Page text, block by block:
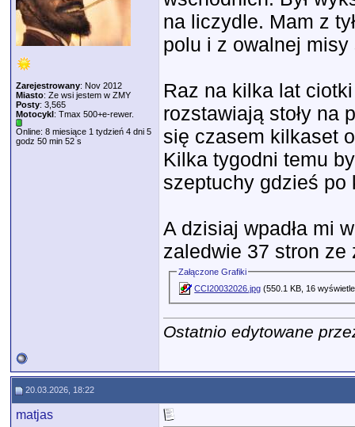
Zarejestrowany: Nov 2012
Miasto: Ze wsi jestem w ZMY
Posty: 3,565
Motocykl: Tmax 500+e-rewer.
Online: 8 miesiące 1 tydzień 4 dni 5
godz 50 min 52 s
na liczydle. Mam z
polu i z owalnej
Raz na kilka lat
rozstawiają stoły na
się czasem kilkaset
Kilka tygodni temu
szeptuchy gdzieś po
A dzisiaj wpadła mi
zaledwie 37 stron ze
Załączone Grafiki
CCI20032026.jpg (550.1 KB, 16
Ostatnio edytowane
20.03.2026, 18:22
matjas